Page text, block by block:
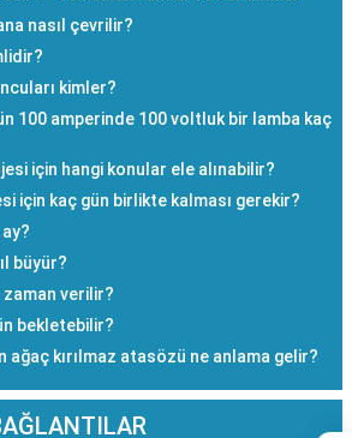
nasıl çevrilir?
kimler?
100 amperinde 100 voltluk bir lamba kaç
için hangi konular ele alınabilir?
için kaç gün birlikte kalması gerekir?
büyür?
verilir?
bekletebilir?
ağaç kırılmaz atasözü ne anlama gelir?